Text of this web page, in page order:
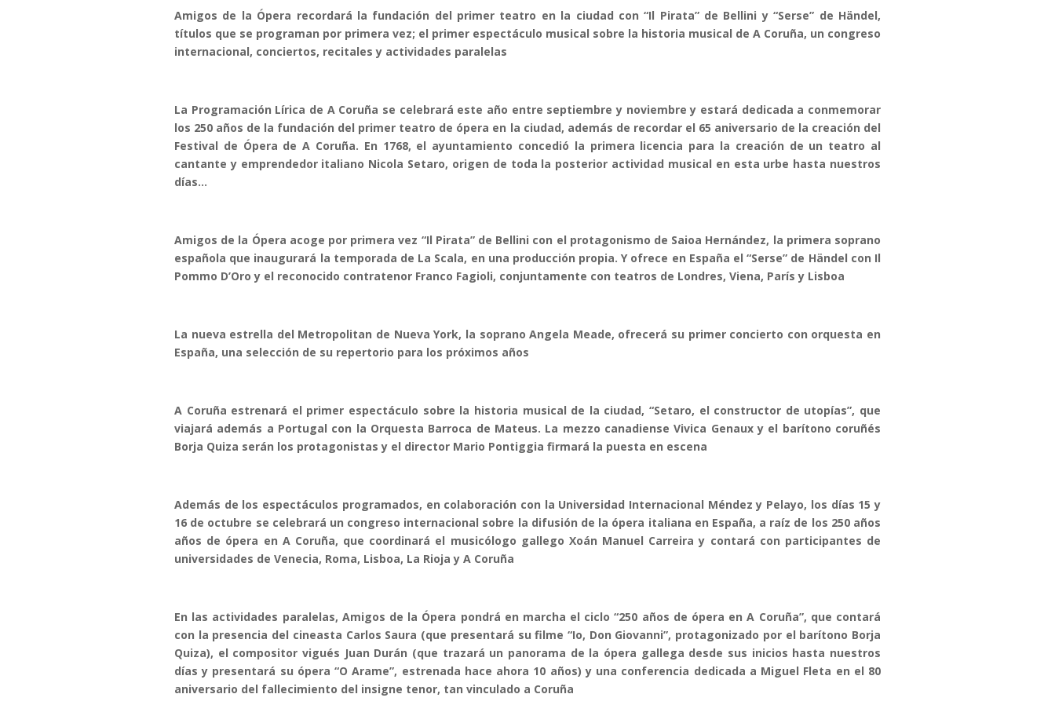
Amigos de la Ópera recordará la fundación del primer teatro en la ciudad con “Il Pirata” de Bellini y “Serse” de Händel,
títulos que se programan por primera vez; el primer espectáculo musical sobre la historia musical de A Coruña, un congreso
internacional, conciertos, recitales y actividades paralelas
La Programación Lírica de A Coruña se celebrará este año entre septiembre y noviembre y estará dedicada a conmemorar
los 250 años de la fundación del primer teatro de ópera en la ciudad, además de recordar el 65 aniversario de la creación del
Festival de Ópera de A Coruña. En 1768, el ayuntamiento concedió la primera licencia para la creación de un teatro al
cantante y emprendedor italiano Nicola Setaro, origen de toda la posterior actividad musical en esta urbe hasta nuestros
días…
Amigos de la Ópera acoge por primera vez “Il Pirata” de Bellini con el protagonismo de Saioa Hernández, la primera soprano
española que inaugurará la temporada de La Scala, en una producción propia. Y ofrece en España el “Serse” de Händel con Il
Pommo D’Oro y el reconocido contratenor Franco Fagioli, conjuntamente con teatros de Londres, Viena, París y Lisboa
La nueva estrella del Metropolitan de Nueva York, la soprano Angela Meade, ofrecerá su primer concierto con orquesta en
España, una selección de su repertorio para los próximos años
A Coruña estrenará el primer espectáculo sobre la historia musical de la ciudad, “Setaro, el constructor de utopías”, que
viajará además a Portugal con la Orquesta Barroca de Mateus. La mezzo canadiense Vivica Genaux y el barítono coruñés
Borja Quiza serán los protagonistas y el director Mario Pontiggia firmará la puesta en escena
Además de los espectáculos programados, en colaboración con la Universidad Internacional Méndez y Pelayo, los días 15 y
16 de octubre se celebrará un congreso internacional sobre la difusión de la ópera italiana en España, a raíz de los 250 años
años de ópera en A Coruña, que coordinará el musicólogo gallego Xoán Manuel Carreira y contará con participantes de
universidades de Venecia, Roma, Lisboa, La Rioja y A Coruña
En las actividades paralelas, Amigos de la Ópera pondrá en marcha el ciclo “250 años de ópera en A Coruña”, que contará
con la presencia del cineasta Carlos Saura (que presentará su filme “Io, Don Giovanni”, protagonizado por el barítono Borja
Quiza), el compositor vigués Juan Durán (que trazará un panorama de la ópera gallega desde sus inicios hasta nuestros
días y presentará su ópera “O Arame”, estrenada hace ahora 10 años) y una conferencia dedicada a Miguel Fleta en el 80
aniversario del fallecimiento del insigne tenor, tan vinculado a Coruña